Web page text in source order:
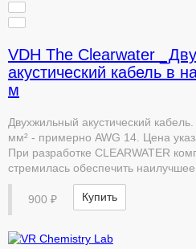
VDH The Clearwater
акустический кабель в
м
Двухжильный акустический
мм² - примерно AWG 14. Цена
При разработке CLEARWATER
стремилась обеспечить наилучшее
900 ₽ Купить